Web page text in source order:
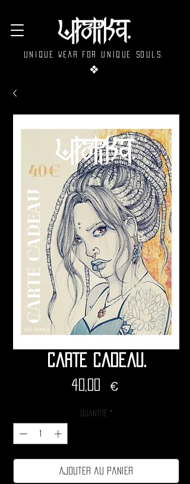
Unique wear for unique souls.
❖
Carte cadeau.
40,00 €Prix
Quantité *
Ajouter au panier